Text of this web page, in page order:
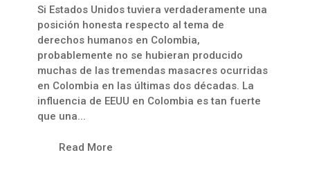
Si Estados Unidos tuviera verdaderamente una
posición honesta respecto al tema de
derechos humanos en Colombia,
probablemente no se hubieran producido
muchas de las tremendas masacres ocurridas
en Colombia en las últimas dos décadas. La
influencia de EEUU en Colombia es tan fuerte
que una...
Read More